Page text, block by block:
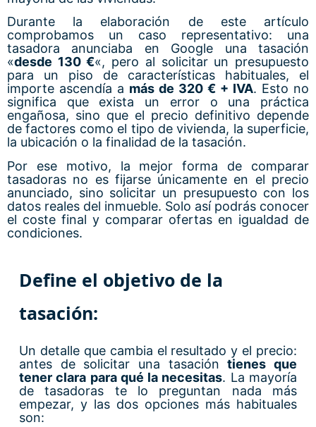
Durante la elaboración de este artículo
comprobamos un caso representativo: una
tasadora anunciaba en Google una tasación
«desde 130 €«, pero al solicitar un presupuesto
para un piso de características habituales, el
importe ascendía a más de 320 € + IVA. Esto no
significa que exista un error o una práctica
engañosa, sino que el precio definitivo depende
de factores como el tipo de vivienda, la superficie,
la ubicación o la finalidad de la tasación.
Por ese motivo, la mejor forma de comparar
tasadoras no es fijarse únicamente en el precio
anunciado, sino solicitar un presupuesto con los
datos reales del inmueble. Solo así podrás conocer
el coste final y comparar ofertas en igualdad de
condiciones.
Define el objetivo de la
tasación:
Un detalle que cambia el resultado y el precio:
antes de solicitar una tasacióntienes que
tener clara para qué la necesitas. La mayoría
de tasadoras te lo preguntan nada más
empezar, y las dos opciones más habituales
son: